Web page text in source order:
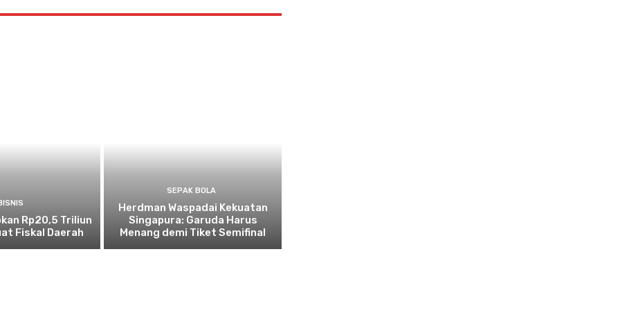
Rp20,5 Triliun
Fiskal Daerah
SEPAK BOLA
Herdman Waspadai Kekuatan
Singapura: Garuda Harus
Menang demi Tiket Semifinal